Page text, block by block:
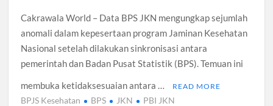
Cakrawala World – Data BPS JKN mengungkap sejumlah
anomali dalam kepesertaan program Jaminan Kesehatan
Nasional setelah dilakukan sinkronisasi antara
pemerintah dan Badan Pusat Statistik (BPS). Temuan ini
membuka ketidaksesuaian antara …
READ MORE
BPJS Kesehatan BPS JKN PBI JKN